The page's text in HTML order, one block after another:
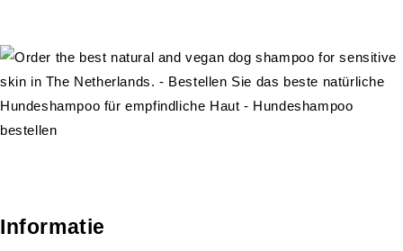
Informatie